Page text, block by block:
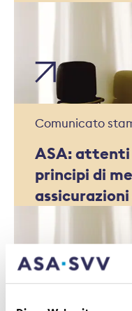
situazioni
Comunicato
ASA: attenti
principi di